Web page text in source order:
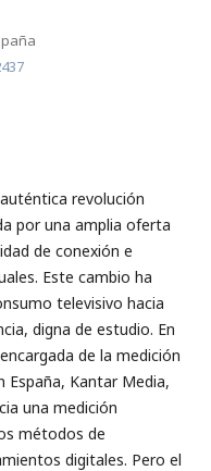
revolución
por una amplia oferta
de conexión e
Este cambio ha
televisivo hacia
digna de estudio. En
de la medición
España, Kantar Media,
una medición
métodos de
digitales. Pero el